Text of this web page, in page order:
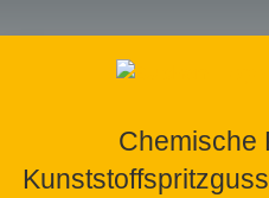
Chemische